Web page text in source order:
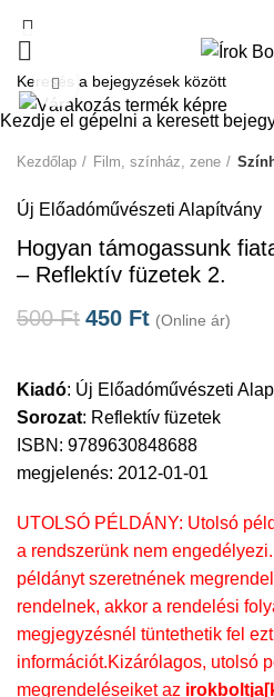
Click to enlarge
Kezdőlap Film, színház, zene
Új Előadóművészeti Alapítvány
Hogyan támogassunk
– Reflektív füzetek 2.
500Ft 450 Ft (Online ár)
Kiadó: Új Előadóművészeti
Sorozat: Reflektív füzetek
ISBN: 9789630848688
megjelenés: 2012-01-01
UTOLSÓ PÉLDÁNY: Utolsó
a rendszerünk nem
példányt szeretnének
rendelnek, akkor a rendelési
megjegyzésnél tüntethetik fel
információt.Kizárólagos, utolsó
megrendeléseiket az
Kezdje el gépelni a keresett